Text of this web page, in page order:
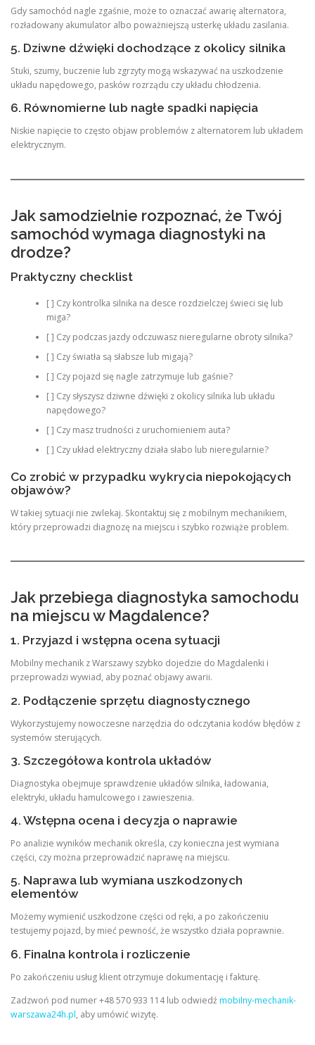
Gdy samochód nagle zgaśnie, może to oznaczać awarię alternatora,
rozładowany akumulator albo poważniejszą usterkę układu zasilania.
5. Dziwne dźwięki dochodzące z okolicy silnika
Stuki, szumy, buczenie lub zgrzyty mogą wskazywać na uszkodzenie
układu napędowego, pasków rozrządu czy układu chłodzenia.
6. Równomierne lub nagłe spadki napięcia
Niskie napięcie to często objaw problemów z alternatorem lub układem
elektrycznym.
Jak samodzielnie rozpoznać, że Twój
samochód wymaga diagnostyki na
drodze?
Praktyczny checklist
[ ] Czy kontrolka silnika na desce rozdzielczej świeci się lub
miga?
[ ] Czy podczas jazdy odczuwasz nieregularne obroty silnika?
[ ] Czy światła są słabsze lub migają?
[ ] Czy pojazd się nagle zatrzymuje lub gaśnie?
[ ] Czy słyszysz dziwne dźwięki z okolicy silnika lub układu
napędowego?
[ ] Czy masz trudności z uruchomieniem auta?
[ ] Czy układ elektryczny działa słabo lub nieregularnie?
Co zrobić w przypadku wykrycia niepokojących
objawów?
W takiej sytuacji nie zwlekaj. Skontaktuj się z mobilnym mechanikiem,
który przeprowadzi diagnozę na miejscu i szybko rozwiąże problem.
Jak przebiega diagnostyka samochodu
na miejscu w Magdalence?
1. Przyjazd i wstępna ocena sytuacji
Mobilny mechanik z Warszawy szybko dojedzie do Magdalenki i
przeprowadzi wywiad, aby poznać objawy awarii.
2. Podłączenie sprzętu diagnostycznego
Wykorzystujemy nowoczesne narzędzia do odczytania kodów błędów z
systemów sterujących.
3. Szczegółowa kontrola układów
Diagnostyka obejmuje sprawdzenie układów silnika, ładowania,
elektryki, układu hamulcowego i zawieszenia.
4. Wstępna ocena i decyzja o naprawie
Po analizie wyników mechanik określa, czy konieczna jest wymiana
części, czy można przeprowadzić naprawę na miejscu.
5. Naprawa lub wymiana uszkodzonych
elementów
Możemy wymienić uszkodzone części od ręki, a po zakończeniu
testujemy pojazd, by mieć pewność, że wszystko działa poprawnie.
6. Finalna kontrola i rozliczenie
Po zakończeniu usług klient otrzymuje dokumentację i fakturę.
Zadzwoń pod numer +48 570 933 114 lub odwiedźmobilny-mechanik-
warszawa24h.pl, aby umówić wizytę.